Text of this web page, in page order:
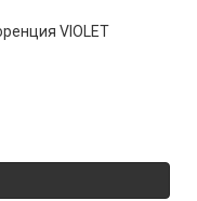
VIOLET